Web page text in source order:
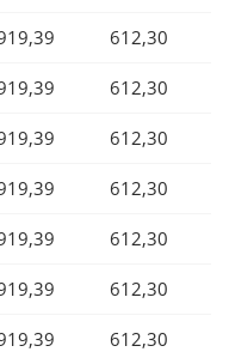
612,30
612,30
612,30
612,30
612,30
612,30
612,30